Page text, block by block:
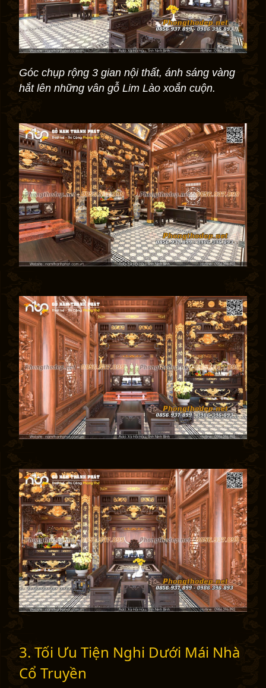
Góc chụp rộng 3 gian nội thất, ánh sáng vàng
hắt lên những vân gỗ Lim Lào xoắn cuộn.
3. Tối Ưu Tiện Nghi Dưới Mái Nhà
Cổ Truyền